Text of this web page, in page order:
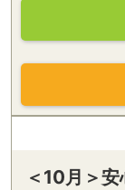
＜10月＞